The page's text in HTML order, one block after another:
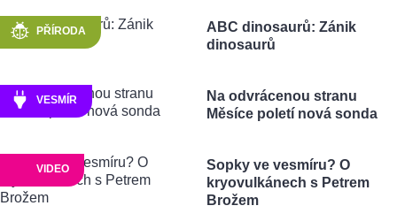
PŘÍRODA
ABC dinosaurů: Zánik
dinosaurů
VESMÍR
Na odvrácenou stranu
Měsíce poletí nová sonda
VIDEO
Sopky ve vesmíru? O
kryovulkánech s Petrem
Brožem